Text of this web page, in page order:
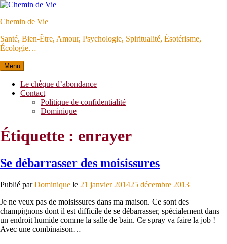
Aller
contenu
Chemin de Vie
Santé, Bien-Être, Amour, Psychologie, Spiritualité, Ésotérisme,
Écologie…
Menu
Le chèque d’abondance
Contact
Politique de confidentialité
Dominique
Étiquette : enrayer
Se débarrasser des moisissures
Publié parDominique le 21 janvier 201425 décembre 2013
Je ne veux pas de moisissures dans ma maison. Ce sont des
champignons dont il est difficile de se débarrasser, spécialement dans
un endroit humide comme la salle de bain. Ce spray va faire la job !
Avec une combinaison…